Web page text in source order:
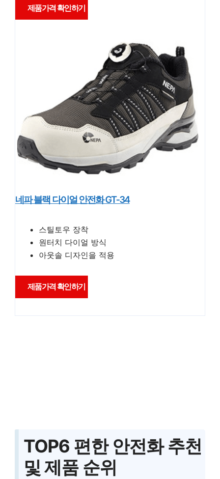
제품가격 확인하기
네파 블랙 다이얼 안전화 GT-34
스틸토우 장착
원터치 다이얼 방식
아웃솔 디자인을 적용
제품가격 확인하기
TOP6 편한 안전화 추천
및 제품 순위